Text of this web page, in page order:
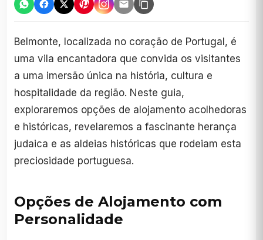
Belmonte, localizada no coração de Portugal, é
uma vila encantadora que convida os visitantes
a uma imersão única na história, cultura e
hospitalidade da região. Neste guia,
exploraremos opções de alojamento acolhedoras
e históricas, revelaremos a fascinante herança
judaica e as aldeias históricas que rodeiam esta
preciosidade portuguesa.
Opções de Alojamento com
Personalidade